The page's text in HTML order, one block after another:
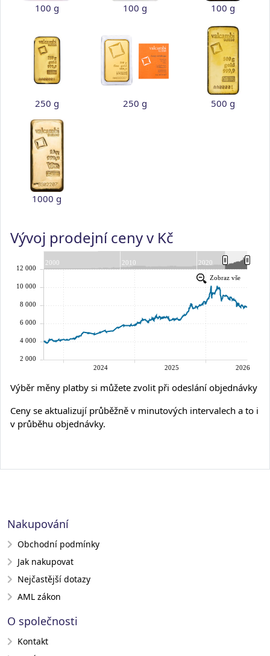
100 g 100 g 100 g
250 g 250 g 500 g
1000 g
Vývoj prodejní ceny v Kč
Výběr měny platby si můžete zvolit při odeslání objednávky
Ceny se aktualizují průběžně v minutových intervalech a to i
v průběhu objednávky.
Nakupování
Obchodní podmínky
Jak nakupovat
Nejčastější dotazy
AML zákon
O společnosti
Kontakt